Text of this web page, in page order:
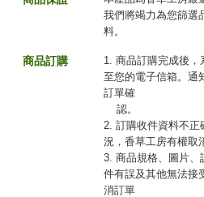
我們將竭力為您篩選
料。
商品訂購
1. 商品訂購完成後，
至您的電子信箱。通
訂單確
認。
2. 訂購收件資料不正
況，香草工房有權取
3. 商品規格、圖片、
件有誤及其他無法接
消訂單